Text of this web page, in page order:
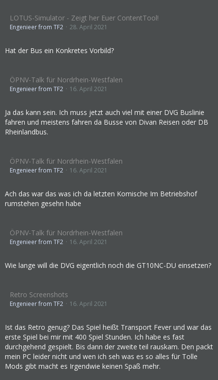
LOTUS-Simulator - Zeigt her Euer ContentTool!
Engenieer from TF2 28. April 2021
Hat der Bus ein Konkretes Vorbild?
ÖPNV-Talk für Nordrhein-Westfalen
Engenieer from TF2 16. April 2021
Ja das kann sein. Ich muss jetzt auch viel mit einer DVG Buslinie
fahren und meistens fahren da Busse von Divan Reisen oder DB
Rheinlandbus.
ÖPNV-Talk für Nordrhein-Westfalen
Engenieer from TF2 16. April 2021
Ach das war das was ich da letzten Komische Im Betriebshof
rumstehen gesehn habe
ÖPNV-Talk für Nordrhein-Westfalen
Engenieer from TF2 16. April 2021
Wie lange will die DVG eigentlich noch die GT10NC-DU einsetzen?
Retro Screenshots
Engenieer from TF2 16. April 2021
Ist das Retro genug? Das Spiel heißt Transport Fever und war das
erste Spiel bei mir mit 400 Spiel Stunden. Ich habe es fast
durchgehend gespielt. Bis dann der zweite teil rauskam. Den packt
mein PC leider nicht und wen ich seh was es so alles für Tolle
Mods gibt macht es Irgendwie keinen Spaß mehr.